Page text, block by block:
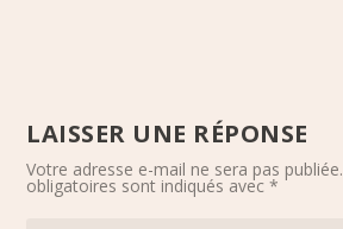
LAISSER UNE RÉPONSE
Votre adresse e-mail ne sera pas publiée.
obligatoires sont indiqués avec*